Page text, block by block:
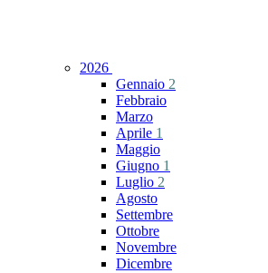
2026
Gennaio 2
Febbraio
Marzo
Aprile 1
Maggio
Giugno 1
Luglio 2
Agosto
Settembre
Ottobre
Novembre
Dicembre